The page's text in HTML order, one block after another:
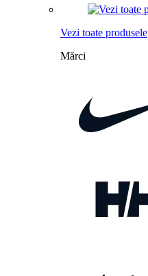
Vezi toate produsele
Mărci